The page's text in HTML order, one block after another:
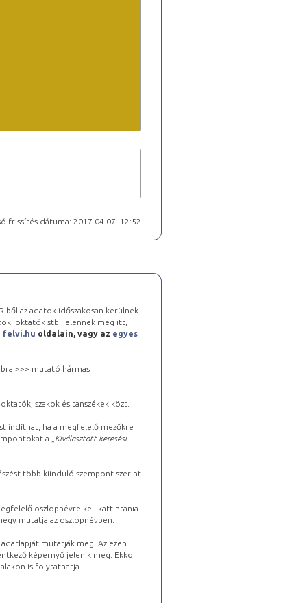
frissítés dátuma: 2017.04.07. 12:52
ből az adatok időszakosan kerülnek
oktatók stb. jelennek meg itt,
felvi.hu oldalain, vagy az egyes
>>> mutató hármas
szakok és tanszékek közt.
indíthat, ha a megfelelő mezőkre
a „ Kiválasztott keresési
több kiinduló szempont szerint
oszlopnévre kell kattintania
mutatja az oszlopnévben.
mutatják meg. Az ezen
képernyő jelenik meg. Ekkor
is folytathatja.